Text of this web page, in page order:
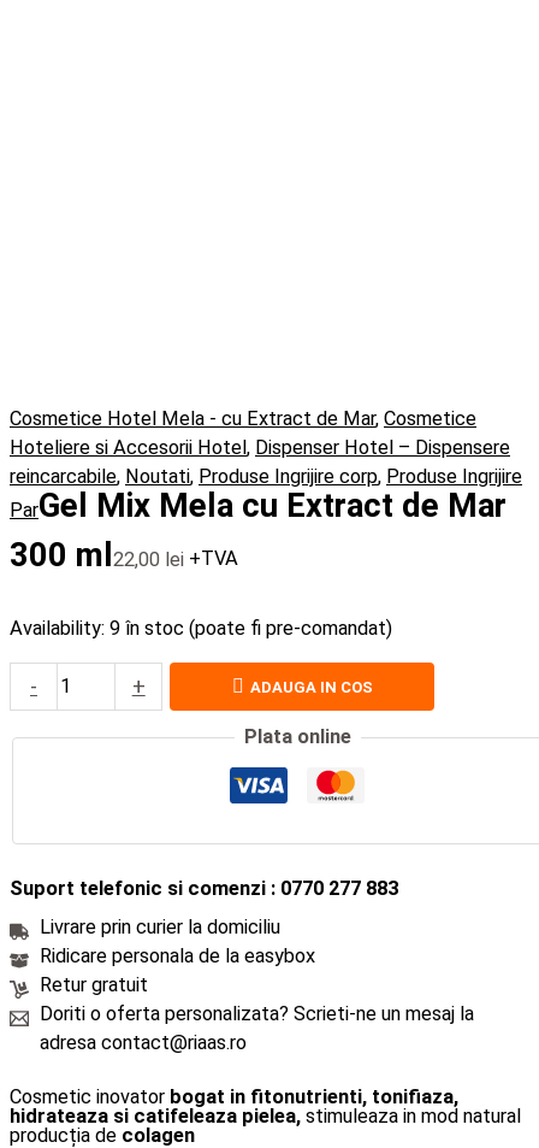
Cosmetice Hotel Mela - cu Extract de Mar, Cosmetice
Hoteliere si Accesorii Hotel , Dispenser Hotel – Dispensere
reincarcabile, Noutati, Produse Ingrijire corp, Produse Ingrijire
ParGel Mix Mela cu Extract de Mar
300 ml 22,00 lei +TVA
Availability: 9 în stoc (poate fi pre-comandat)
- + ADAUGA IN COS
Plata online
Suport telefonic si comenzi : 0770 277 883
Livrare prin curier la domiciliu
Ridicare personala de la easybox
Retur gratuit
Doriti o oferta personalizata? Scrieti-ne un mesaj la
adresa contact@riaas.ro
Cosmetic inovator bogat in fitonutrienti, tonifiaza,
hidrateaza si catifeleaza pielea, stimuleaza in mod natural
producția de colagen